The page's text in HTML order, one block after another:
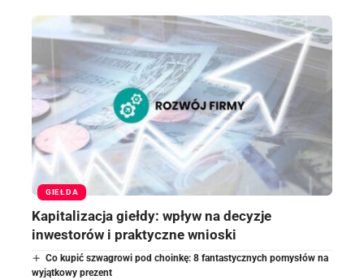
GIEŁDA
Kapitalizacja giełdy: wpływ na decyzje
inwestorów i praktyczne wnioski
Co kupić szwagrowi pod choinkę: 8 fantastycznych pomysłów na
wyjątkowy prezent